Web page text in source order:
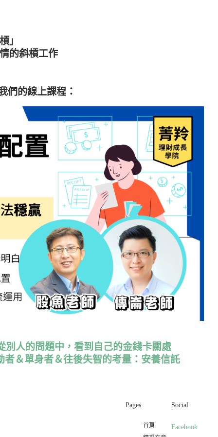
」
的斜槓工作
們的線上課程：
人的問題中，看到自己的金錢卡關處
＆單身者＆往後失智的考量：安養信託
Pages
首頁
Social
Facebook